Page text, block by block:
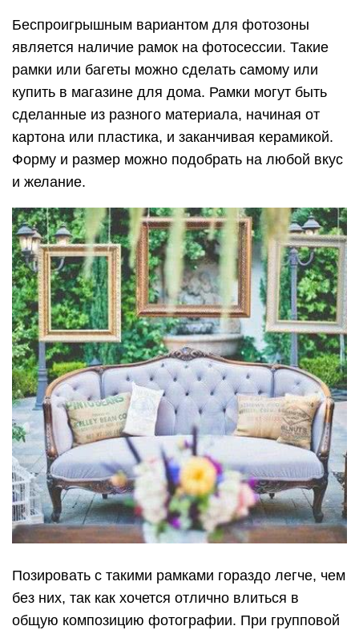
Беспроигрышным вариантом для фотозоны
является наличие рамок на фотосессии. Такие
рамки или багеты можно сделать самому или
купить в магазине для дома. Рамки могут быть
сделанные из разного материала, начиная от
картона или пластика, и заканчивая керамикой.
Форму и размер можно подобрать на любой вкус
и желание.
Позировать с такими рамками гораздо легче, чем
без них, так как хочется отлично влиться в
общую композицию фотографии. При групповой